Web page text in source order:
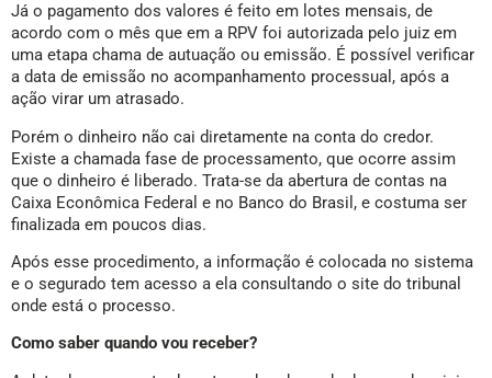
Já o pagamento dos valores é feito em lotes mensais, de
acordo com o mês que em a RPV foi autorizada pelo juiz em
uma etapa chama de autuação ou emissão. É possível verificar
a data de emissão no acompanhamento processual, após a
ação virar um atrasado.
Porém o dinheiro não cai diretamente na conta do credor.
Existe a chamada fase de processamento, que ocorre assim
que o dinheiro é liberado. Trata-se da abertura de contas na
Caixa Econômica Federal e no Banco do Brasil, e costuma ser
finalizada em poucos dias.
Após esse procedimento, a informação é colocada no sistema
e o segurado tem acesso a ela consultando o site do tribunal
onde está o processo.
Como saber quando vou receber?